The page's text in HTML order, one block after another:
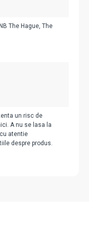
The Hague, The
un risc de
A nu se lasa la
atentie
despre produs.